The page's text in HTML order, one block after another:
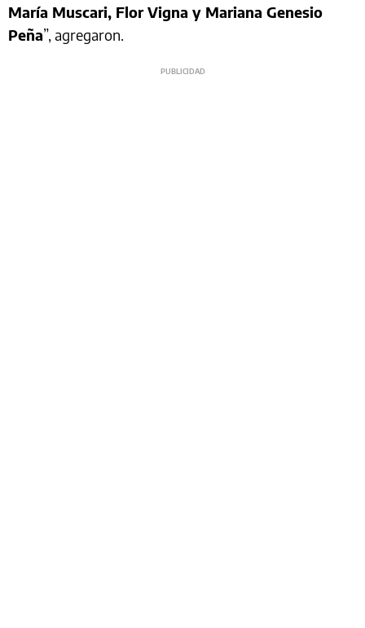
María Muscari, Flor Vigna y Mariana Genesio
Peña”, agregaron.